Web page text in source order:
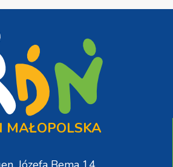
MAŁOPOLSKA